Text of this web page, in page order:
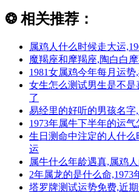
❂ 相关推荐：
属鸡人什么时候走大运
魔羯座和摩羯座,陶白白
1981女属鸡今年每月运
女生怎么测试男生是不
了
易经里的好听的男孩名
1973年属牛下半年的运
生日测命中注定的人什
运
属牛什么年龄遇真,属鸡
2年属龙的是什么命,1973
塔罗牌测试运势免费,近